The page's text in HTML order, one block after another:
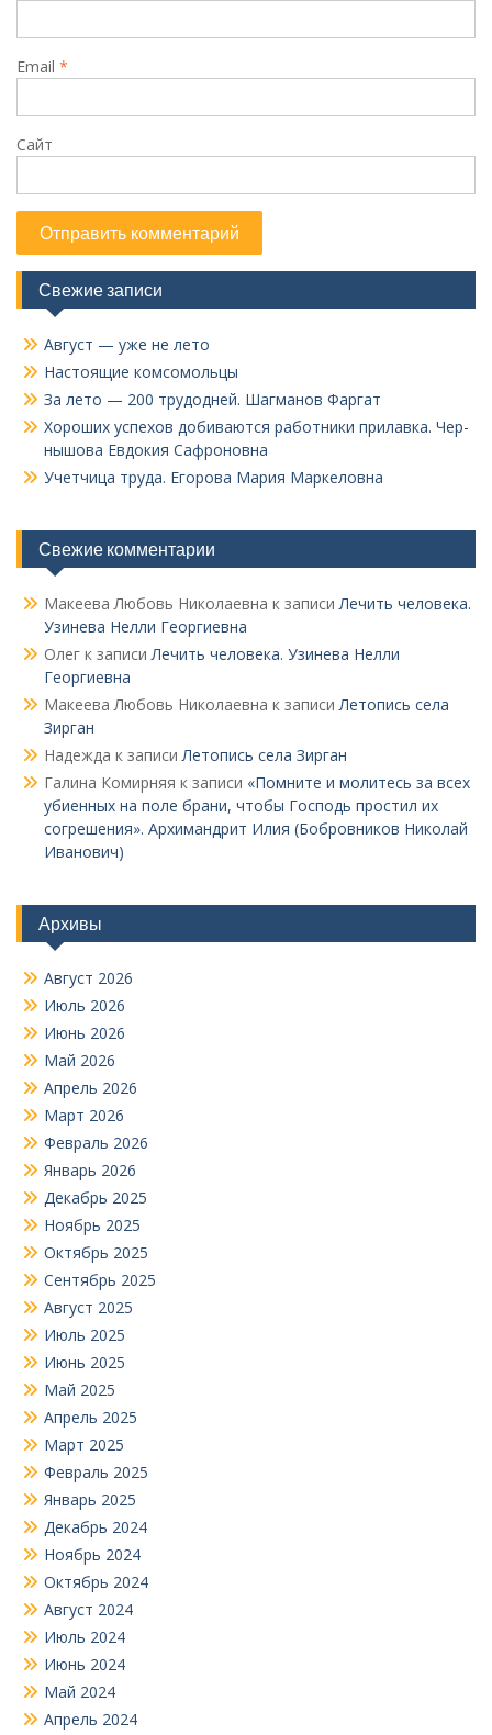
Email *
Сайт
Свежие записи
Август — уже не лето
Настоящие комсомольцы
За лето — 200 трудодней. Шагманов Фаргат
Хороших успехов добиваются работники прилавка. Чер­
нышова Евдокия Сафроновна
Учетчица труда. Его­рова Мария Маркеловна
Свежие комментарии
Макеева Любовь Николаевна к записиЛечить человека.
Узинева Нелли Георгиевна
Олег к записиЛечить человека. Узинева Нелли
Георгиевна
Макеева Любовь Николаевна к записиЛетопись села
Зирган
Надежда к записиЛетопись села Зирган
Галина Комирняя к записи «Помните и молитесь за всех
убиенных на поле брани, чтобы Господь простил их
согрешения». Архимандрит Илия (Бобровников Николай
Иванович)
Архивы
Август 2026
Июль 2026
Июнь 2026
Май 2026
Апрель 2026
Март 2026
Февраль 2026
Январь 2026
Декабрь 2025
Ноябрь 2025
Октябрь 2025
Сентябрь 2025
Август 2025
Июль 2025
Июнь 2025
Май 2025
Апрель 2025
Март 2025
Февраль 2025
Январь 2025
Декабрь 2024
Ноябрь 2024
Октябрь 2024
Август 2024
Июль 2024
Июнь 2024
Май 2024
Апрель 2024